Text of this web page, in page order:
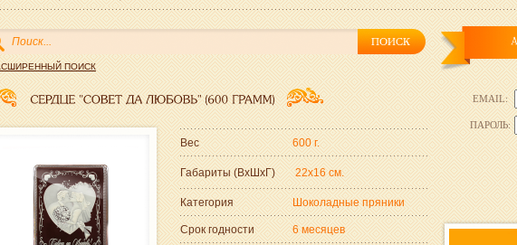
ПОИСК
Вес 600 г.
Габариты (ВxШxГ) 22x16 см.
Категория Шоколадные пряники
Срок годности 6 месяцев
EMAIL:
ПАРОЛЬ: